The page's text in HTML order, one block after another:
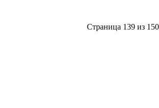
Страница 139 из 150